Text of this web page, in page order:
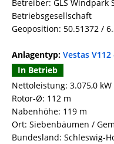
Betreiber: GLS Windpark
Betriebsgesellschaft
Geoposition: 50.51372 /
Anlagentyp: Vestas V112
In Betrieb
Nettoleistung: 3.075,0 kW
Rotor-Ø: 112 m
Nabenhöhe: 119 m
Ort: Siebenbäumen /
Bundesland: Schleswig-